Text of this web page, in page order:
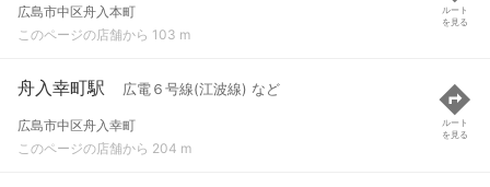
広島市中区舟入本町
このページの店舗から 103 m
ルート
を見る
舟入幸町駅 広電６号線(江波線) など
広島市中区舟入幸町
このページの店舗から 204 m
ルート
を見る